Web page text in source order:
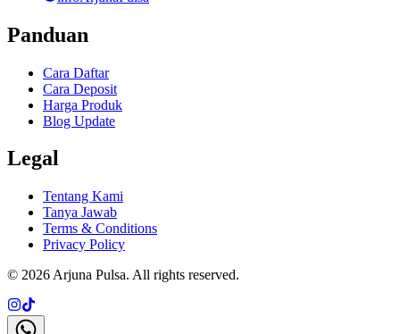
Panduan
Cara Daftar
Cara Deposit
Harga Produk
Blog Update
Legal
Tentang Kami
Tanya Jawab
Terms & Conditions
Privacy Policy
© 2026 Arjuna Pulsa. All rights reserved.